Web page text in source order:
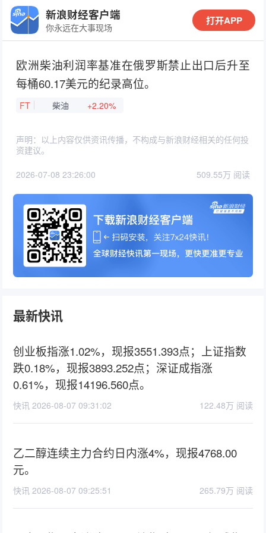
新浪财经客户端
你永远在大事现场
打开APP
欧洲柴油利润率基准在俄罗斯禁止出口后升至
每桶60.17美元的纪录高位。
FT 柴油 +2.20%
声明：以上内容仅供资讯传播，不构成与新浪财经相关的任何投
资建议。
2026-07-08 23:26:00 509.55万 阅读
最新快讯
创业板指涨1.02%，现报3551.393点；上证指数
跌0.18%，现报3893.252点；深证成指涨
0.61%，现报14196.560点。
快讯 2026-08-07 09:31:02 122.48万 阅读
乙二醇连续主力合约日内涨4%，现报4768.00
元。
快讯 2026-08-07 09:25:51 265.79万 阅读